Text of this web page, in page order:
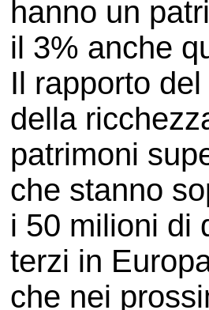
hanno un
il 3% anche
Il rapporto
della
patrimoni
che stanno
i 50 milioni di
terzi in
che nei